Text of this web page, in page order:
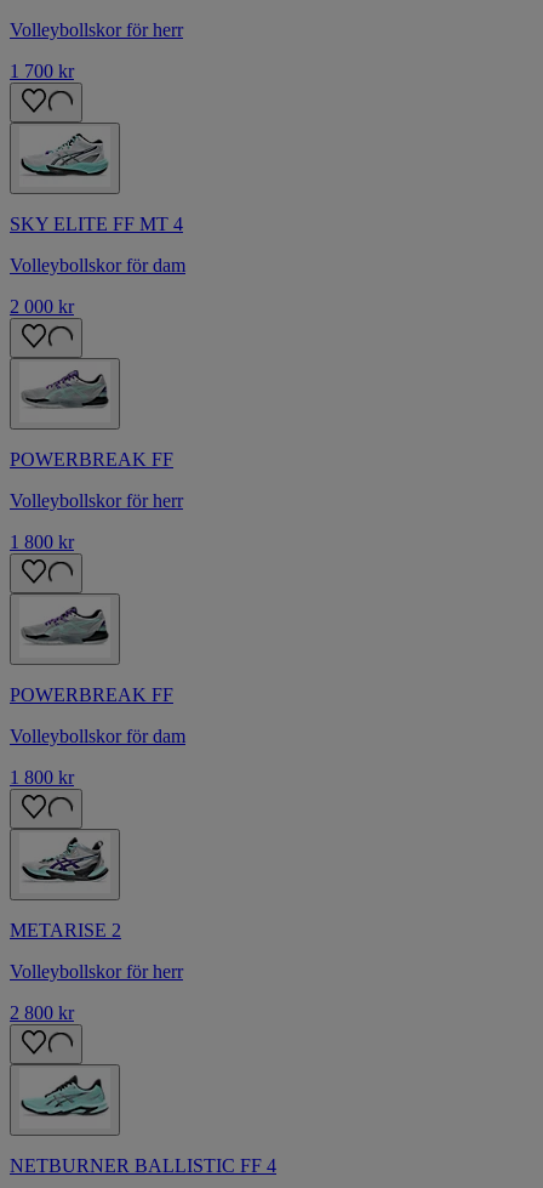
Volleybollskor för herr
1 700 kr
SKY ELITE FF MT 4
Volleybollskor för dam
2 000 kr
POWERBREAK FF
Volleybollskor för herr
1 800 kr
POWERBREAK FF
Volleybollskor för dam
1 800 kr
METARISE 2
Volleybollskor för herr
2 800 kr
NETBURNER BALLISTIC FF 4